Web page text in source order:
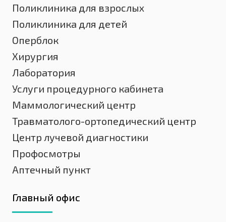
Поликлиника для взрослых
Поликлиника для детей
Оперблок
Хирургия
Лаборатория
Услуги процедурного кабинета
Маммологический центр
Травматолого-ортопедический центр
Центр лучевой диагностики
Профосмотры
Аптечный пункт
Главный офис